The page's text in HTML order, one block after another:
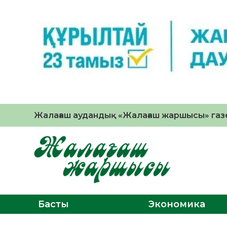
Жалағаш аудандық «Жалағаш жаршысы»
Басты Экономика